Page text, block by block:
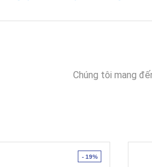
Chúng tôi mang
- 19%